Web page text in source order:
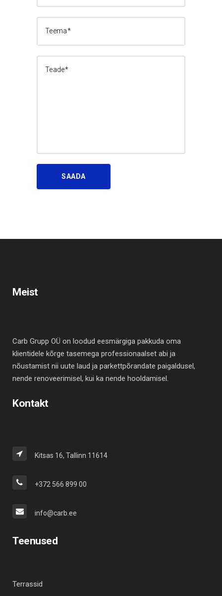
Meist
Carb Grupp OÜ on loodud eesmärgiga pakkuda oma
klientidele kõrge tasemega professionaalset abi ja
nõustamist nii uute laud ja parkettpõrandate paigaldusel,
nende renoveerimisel, kui ka nende hooldamisel.
Kontakt
Kitsas 16, Tallinn 11614
+372 566 899 00
info@carb.ee
Teenused
Terrassid